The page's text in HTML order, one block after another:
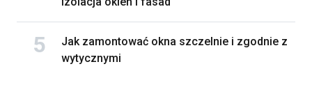
Jak zamontować okna szczelnie i zgodnie z
wytycznymi